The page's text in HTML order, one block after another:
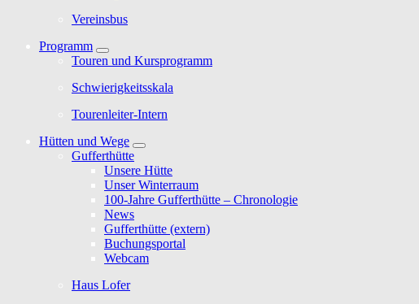
Vereinsbus
Programm
Touren und Kursprogramm
Schwierigkeitsskala
Tourenleiter-Intern
Hütten und Wege
Gufferthütte
Unsere Hütte
Unser Winterraum
100-Jahre Gufferthütte – Chronologie
News
Gufferthütte (extern)
Buchungsportal
Webcam
Haus Lofer